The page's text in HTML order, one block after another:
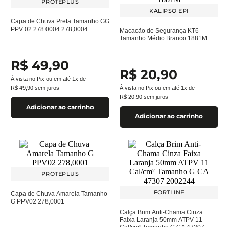
PROTEPLUS
Capa de Chuva Preta Tamanho GG
PPV 02 278.0004 278,0004
R$ 49,90
À vista no Pix ou em até 1x de
R$ 49 90 sem juros
Adicionar ao carrinho
KALIPSO EPI
Macacão de Segurança KT6
Tamanho Médio Branco 1881M
R$ 20,90
À vista no Pix ou em até 1x de
R$ 20 90 sem juros
Adicionar ao carrinho
PROTEPLUS
Capa de Chuva Amarela Tamanho
G PPV02 278,0001
FORTLINE
Calça Brim Anti-Chama Cinza
Faixa Laranja 50mm ATPV 11